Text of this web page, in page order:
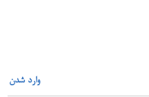
وارد شدن